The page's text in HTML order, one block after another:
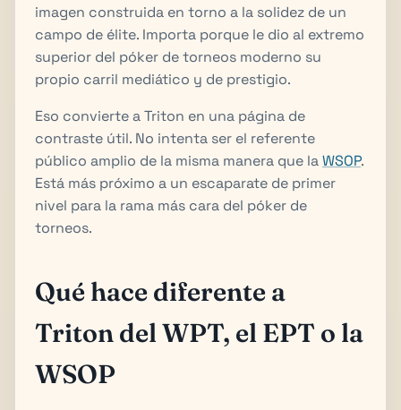
imagen construida en torno a la solidez de un
campo de élite. Importa porque le dio al extremo
superior del póker de torneos moderno su
propio carril mediático y de prestigio.
Eso convierte a Triton en una página de
contraste útil. No intenta ser el referente
público amplio de la misma manera que laWSOP.
Está más próximo a un escaparate de primer
nivel para la rama más cara del póker de
torneos.
Qué hace diferente a
Triton del WPT, el EPT o la
WSOP